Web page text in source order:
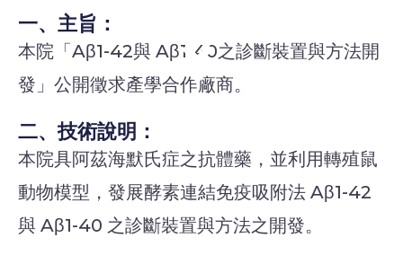
一、主旨：
本院「Aβ1-42與 Aβ1-40之診斷裝置與方法開
發」公開徵求產學合作廠商。
二、技術說明：
本院具阿茲海默氏症之抗體藥，並利用轉殖鼠
動物模型，發展酵素連結免疫吸附法 Aβ1-42
與 Aβ1-40 之診斷裝置與方法之開發。